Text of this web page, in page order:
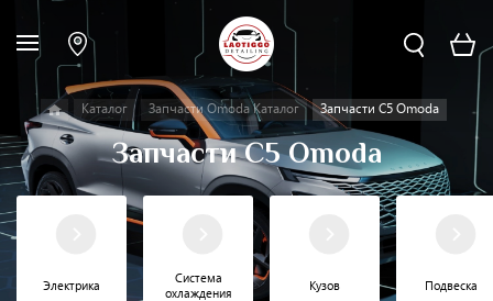
Каталог Запчасти Omoda Каталог Запчасти C5 Omoda
Запчасти C5 Omoda
Электрика
Система
охлаждения
Кузов Подвеска